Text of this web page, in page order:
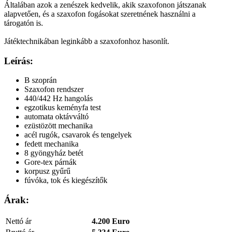
Általában azok a zenészek kedvelik, akik szaxofonon játszanak
alapvetően, és a szaxofon fogásokat szeretnének használni a
tárogatón is.
Játéktechnikában leginkább a szaxofonhoz hasonlít.
Leírás:
B szoprán
Szaxofon rendszer
440/442 Hz hangolás
egzotikus keményfa test
automata oktávváltó
ezüstözött mechanika
acél rugók, csavarok és tengelyek
fedett mechanika
8 gyöngyház betét
Gore-tex párnák
korpusz gyűrű
fúvóka, tok és kiegészítők
Árak:
Nettó ár
4.200 Euro